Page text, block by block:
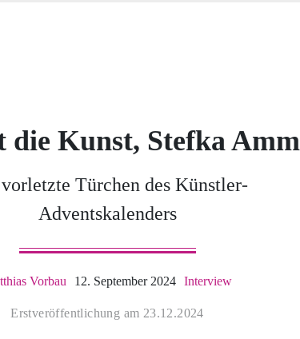
die Kunst, Stefka
Türchen des Künstler-
Adventskalenders
Vorbau 12. September 2024 Interview
Erstveröffentlichung am 23.12.2024